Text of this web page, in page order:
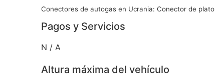
Conectores de autogas en Ucrania: Conector de plato
Pagos y Servicios
N / A
Altura máxima del vehículo